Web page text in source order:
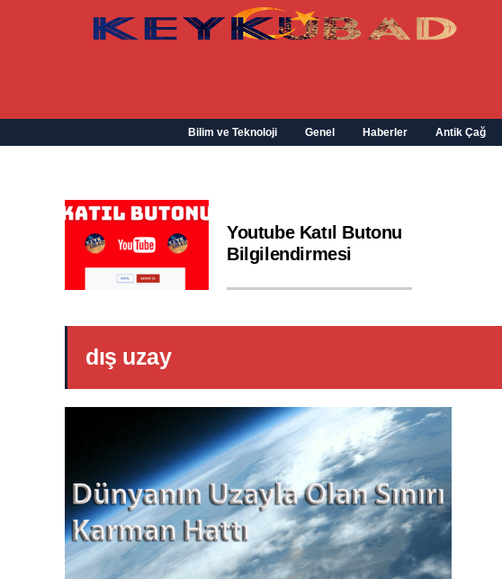
Bilim ve Teknoloji Genel Haberler Antik Çağ
Youtube Katıl Butonu
Bilgilendirmesi
dış uzay